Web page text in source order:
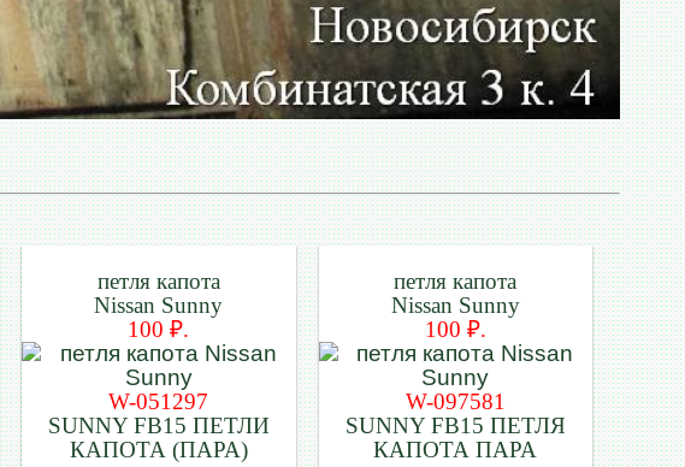
петля капота
Nissan Sunny
100 ₽.
W-051297
SUNNY FB15 ПЕТЛИ
КАПОТА (ПАРА)
петля капота
Nissan Sunny
100 ₽.
W-097581
SUNNY FB15 ПЕТЛЯ
КАПОТА ПАРА